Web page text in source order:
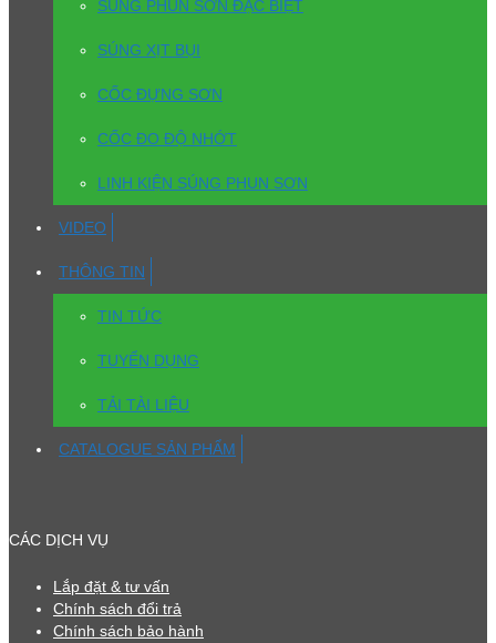
SÚNG PHUN SƠN ĐẶC BIỆT
SÚNG XỊT BỤI
CỐC ĐỰNG SƠN
CỐC ĐO ĐỘ NHỚT
LINH KIỆN SÚNG PHUN SƠN
VIDEO
THÔNG TIN
TIN TỨC
TUYỂN DỤNG
TẢI TÀI LIỆU
CATALOGUE SẢN PHẨM
CÁC DỊCH VỤ
Lắp đặt & tư vấn
Chính sách đổi trả
Chính sách bảo hành